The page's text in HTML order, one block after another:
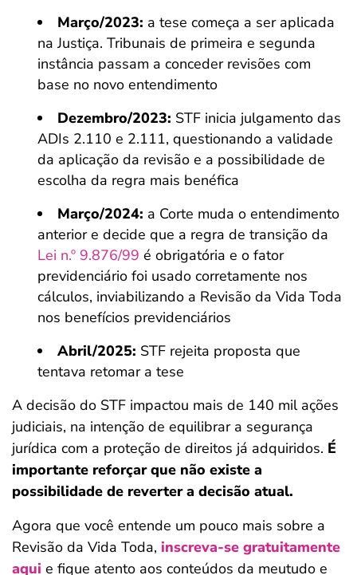
Março/2023: a tese começa a ser aplicada
na Justiça. Tribunais de primeira e segunda
instância passam a conceder revisões com
base no novo entendimento
Dezembro/2023: STF inicia julgamento das
ADIs 2.110 e 2.111, questionando a validade
da aplicação da revisão e a possibilidade de
escolha da regra mais benéfica
Março/2024: a Corte muda o entendimento
anterior e decide que a regra de transição da
Lei n.º 9.876/99 é obrigatória e o fator
previdenciário foi usado corretamente nos
cálculos, inviabilizando a Revisão da Vida Toda
nos benefícios previdenciários
Abril/2025: STF rejeita proposta que
tentava retomar a tese
A decisão do STF impactou mais de 140 mil ações
judiciais, na intenção de equilibrar a segurança
jurídica com a proteção de direitos já adquiridos. É
importante reforçar que não existe a
possibilidade de reverter a decisão atual.
Agora que você entende um pouco mais sobre a
Revisão da Vida Toda, inscreva-se gratuitamente
aqui e fique atento aos conteúdos da meutudo e